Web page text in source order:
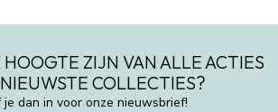
ZIJN VAN ALLE ACTIES
COLLECTIES?
je dan in voor onze nieuwsbrief!